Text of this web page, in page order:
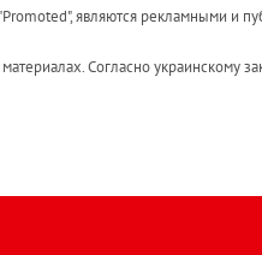
являются рекламными и
Согласно украинскому